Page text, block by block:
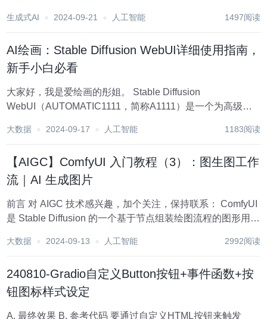
生成式AI 2024-09-21 人工智能 1497阅读
AI绘画：Stable Diffusion WebUI详细使用指南，
新手小白必看
大家好，我是爱绘画的彤姐。 Stable Diffusion
WebUI（AUTOMATIC1111，简称A1111）是一个为高级用
活性，以满足复杂和高级的图像生成需求。由于其强大的功
大数据 2024-09-17 人工智能 1183阅读
【AIGC】ComfyUI 入门教程（3）：图生图工作
流｜AI 生成图片
前言 对 AIGC 技术感兴趣，加个关注，保持联系： ComfyUI
是 Stable Diffusion 的一个基于节点组装绘图流程的图形用户
ComfyUI 中构建图像生成工作流。一个完整的工作...
大数据 2024-09-13 人工智能 2992阅读
240810-Gradio自定义Button按钮+事件函数+按
钮图标样式设定
A. 最终效果 B. 参考代码 要通过自定义HTML按钮来触发